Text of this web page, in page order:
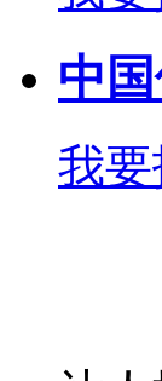
中
我要